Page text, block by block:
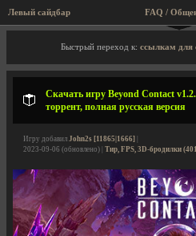
Левый сайдбар FAQ /
Описание игры, торрент,
Быстрый переход к: ссылкам для
Скачать игру Beyond Contact
торрент, полная русская версия
Игру добавил John2s [11865|1666]
2023-09-06 (обновлено) | Тир, FPS, 3D-бродилки